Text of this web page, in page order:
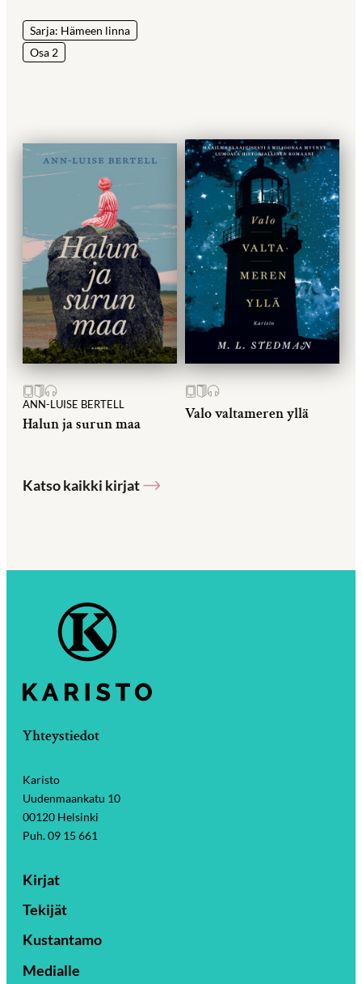
Sarja: Hämeen linna
Osa 2
ANN-LUISE BERTELL
Halun ja surun maa
Valo valtameren yllä
Katso kaikki kirjat
Yhteystiedot
Karisto
Uudenmaankatu 10
00120 Helsinki
Puh. 09 15 661
Kirjat
Tekijät
Kustantamo
Medialle